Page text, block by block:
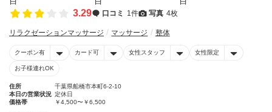
3.29 口コミ 1件 写真 4枚
リラクゼーションマッサージ マッサージ 整体
クーポン有 カード可 女性スタッフ 女性限定
お子様連れOK
住所
千葉県船橋市本町6-2-10
本日の営業状況 定休日
価格帯
￥4,500〜￥6,500